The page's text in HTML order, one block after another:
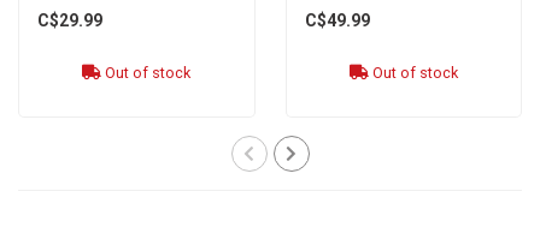
C$29.99
Out of stock
C$49.99
Out of stock